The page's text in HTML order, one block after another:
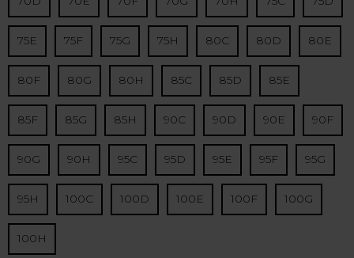
75E 75F 75G 75H 80C 80D 80E
80F 80G 80H 85C 85D 85E
85F 85G 85H 90C 90D 90E 90F
90G 90H 95C 95D 95E 95F 95G
95H 100C 100D 100E 100F 100G
100H